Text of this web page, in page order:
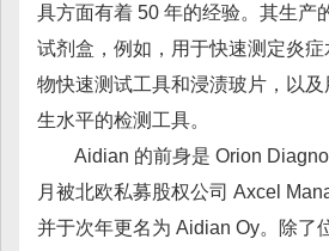
具方面有着 50 年的经验。其生产
试剂盒，例如，用于快速测定炎
物快速测试工具和浸渍玻片，以
生水平的检测工具。
Aidian 的前身是 Orion
月被北欧私募股权公司 Axcel
并于次年更名为 Aidian Oy。除了